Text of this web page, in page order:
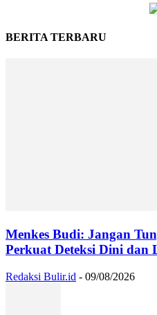
BERITA TERBARU
Menkes Budi: Jangan
Perkuat Deteksi Dini dan
Redaksi Bulir.id - 09/08/2026